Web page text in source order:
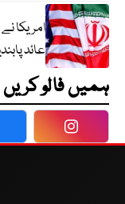
عائد
ہمیں فالو کریں